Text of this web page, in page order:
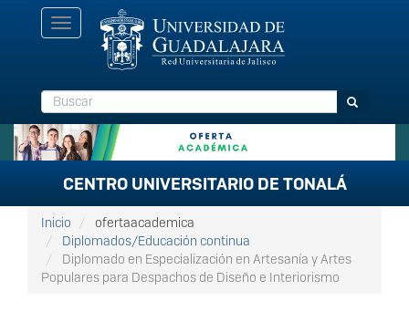
Toggle
navigation
Buscar Buscar
CENTRO UNIVERSITARIO DE TONALÁ
Inicio
ofertaacademica
Diplomados/Educación continua
Diplomado en Especialización en Artesanía y Artes
Populares para Despachos de Diseño e Interiorismo